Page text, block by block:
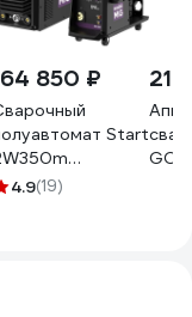
850 ₽
Start
350
4.9(19)